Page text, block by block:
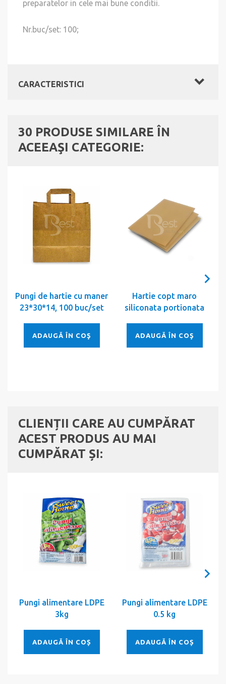
preparatelor in cele mai bune conditii.
Nr.buc/set: 100;
CARACTERISTICI
30 PRODUSE SIMILARE ÎN
ACEEAŞI CATEGORIE:
Pungi de hartie cu maner
23*30*14, 100 buc/set
ADAUGĂ ÎN COŞ
Hartie copt maro
siliconata portionata
ADAUGĂ ÎN COŞ
CLIENȚII CARE AU CUMPĂRAT
ACEST PRODUS AU MAI
CUMPĂRAT ȘI:
Pungi alimentare LDPE
3kg
ADAUGĂ ÎN COȘ
Pungi alimentare LDPE
0.5 kg
ADAUGĂ ÎN COȘ